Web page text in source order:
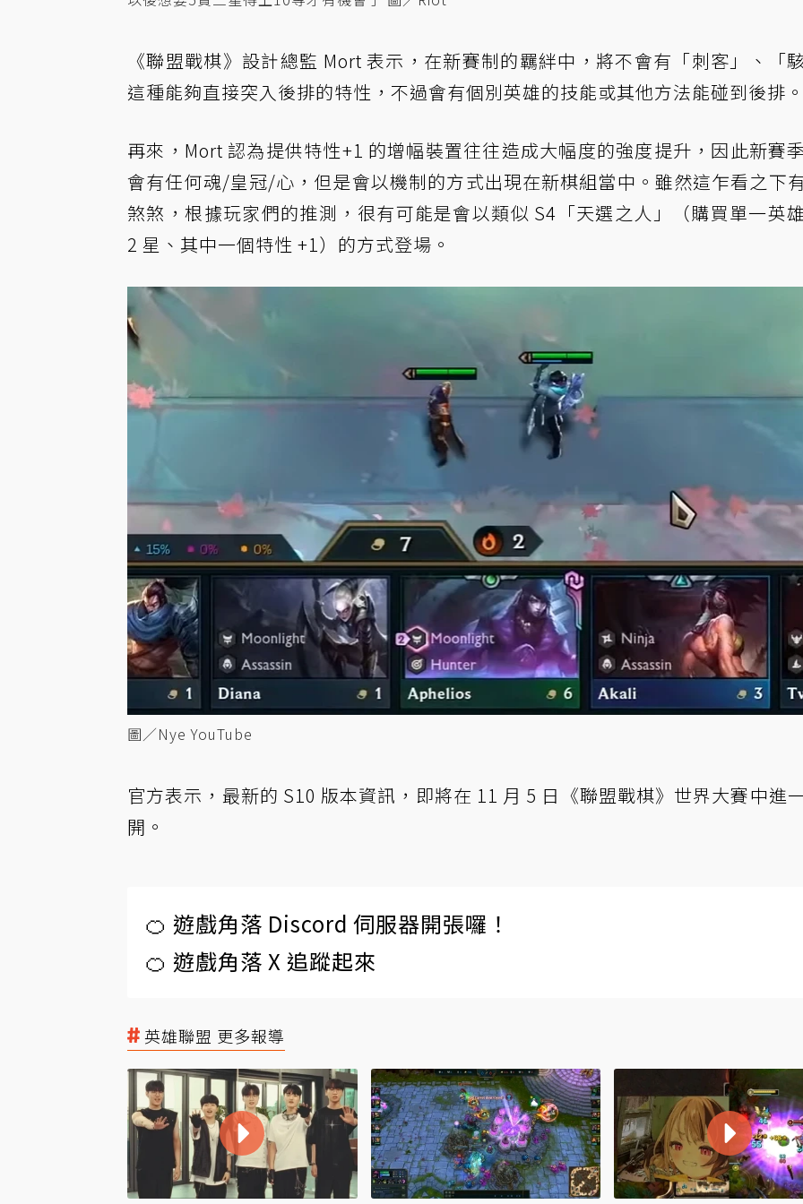
《聯盟戰棋》設計總監 Mort 表示，在新賽制的羈絆中，將不會有「刺客」、「
這種能夠直接突入後排的特性，不過會有個別英雄的技能或其他方法能碰到後排
再來，Mort 認為提供特性+1 的增幅裝置往往造成大幅度的強度提升，因此新賽
會有任何魂/皇冠/心，但是會以機制的方式出現在新棋組當中。雖然這乍看之下
煞煞，根據玩家們的推測，很有可能是會以類似 S4「天選之人」（購買單一英
2 星、其中一個特性 +1）的方式登場。
圖／Nye YouTube
官方表示，最新的 S10 版本資訊，即將在 11 月 5 日《聯盟戰棋》世界大賽中進
開。
🍊 遊戲角落 Discord 伺服器開張囉！
🍊 遊戲角落 X 追蹤起來
英雄聯盟 更多報導